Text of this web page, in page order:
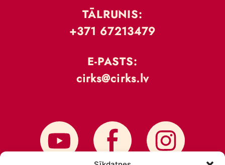
TĀLRUNIS:
+371 67213479
E-PASTS:
cirks@cirks.lv